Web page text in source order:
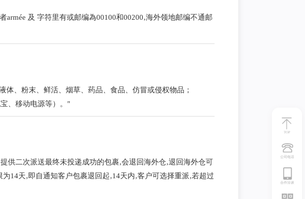
TOP
公司电话
合作洽谈
armée 及 字符里有或邮编為00100和00200‚海外领地邮编不通邮
、粉末、鲜活、烟草、药品、食品、仿冒或侵权物品；
、移动电源等）。"
供二次派送最终未投递成功的包裹‚会退回海外仓‚退回海外仓可
14天‚即自通知客户包裹退回起‚14天内‚客户可选择重派‚若超过